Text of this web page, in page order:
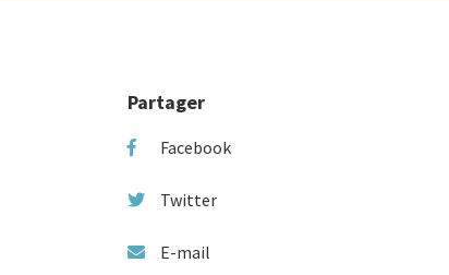
Partager
Facebook
Twitter
E-mail